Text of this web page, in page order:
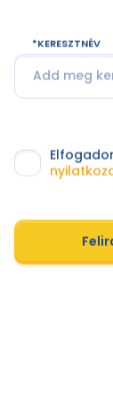
KERESZTNÉV